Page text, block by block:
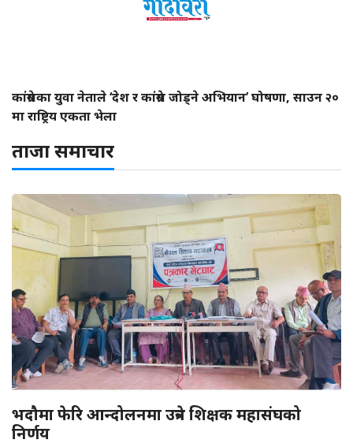
कांग्रेसका युवा नेताले ‘देश र कांग्रेस जोड्ने अभियान’ घोषणा, साउन २०
मा राष्ट्रिय एकता भेला
ताजा समाचार
भदौमा फेरि आन्दोलनमा उत्रने शिक्षक महासंघको
निर्णय